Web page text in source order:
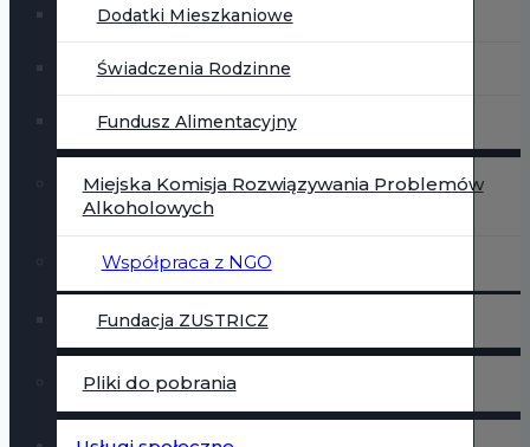
Dodatki Mieszkaniowe
Świadczenia Rodzinne
Fundusz Alimentacyjny
Miejska Komisja Rozwiązywania Problemów
Alkoholowych
Współpraca z NGO
Fundacja ZUSTRICZ
Pliki do pobrania